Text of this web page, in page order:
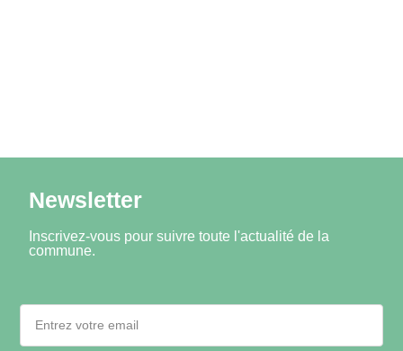
Newsletter
Inscrivez-vous pour suivre toute l'actualité de la
commune.